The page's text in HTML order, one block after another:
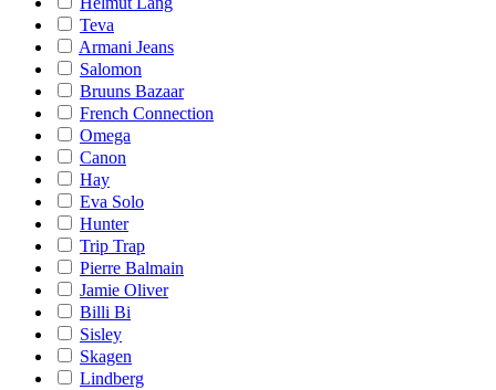
Teva
Armani Jeans
Salomon
Bruuns Bazaar
French Connection
Omega
Canon
Hay
Eva Solo
Hunter
Trip Trap
Pierre Balmain
Jamie Oliver
Billi Bi
Sisley
Skagen
Lindberg